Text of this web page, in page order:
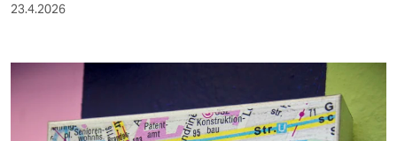
23.4.2026